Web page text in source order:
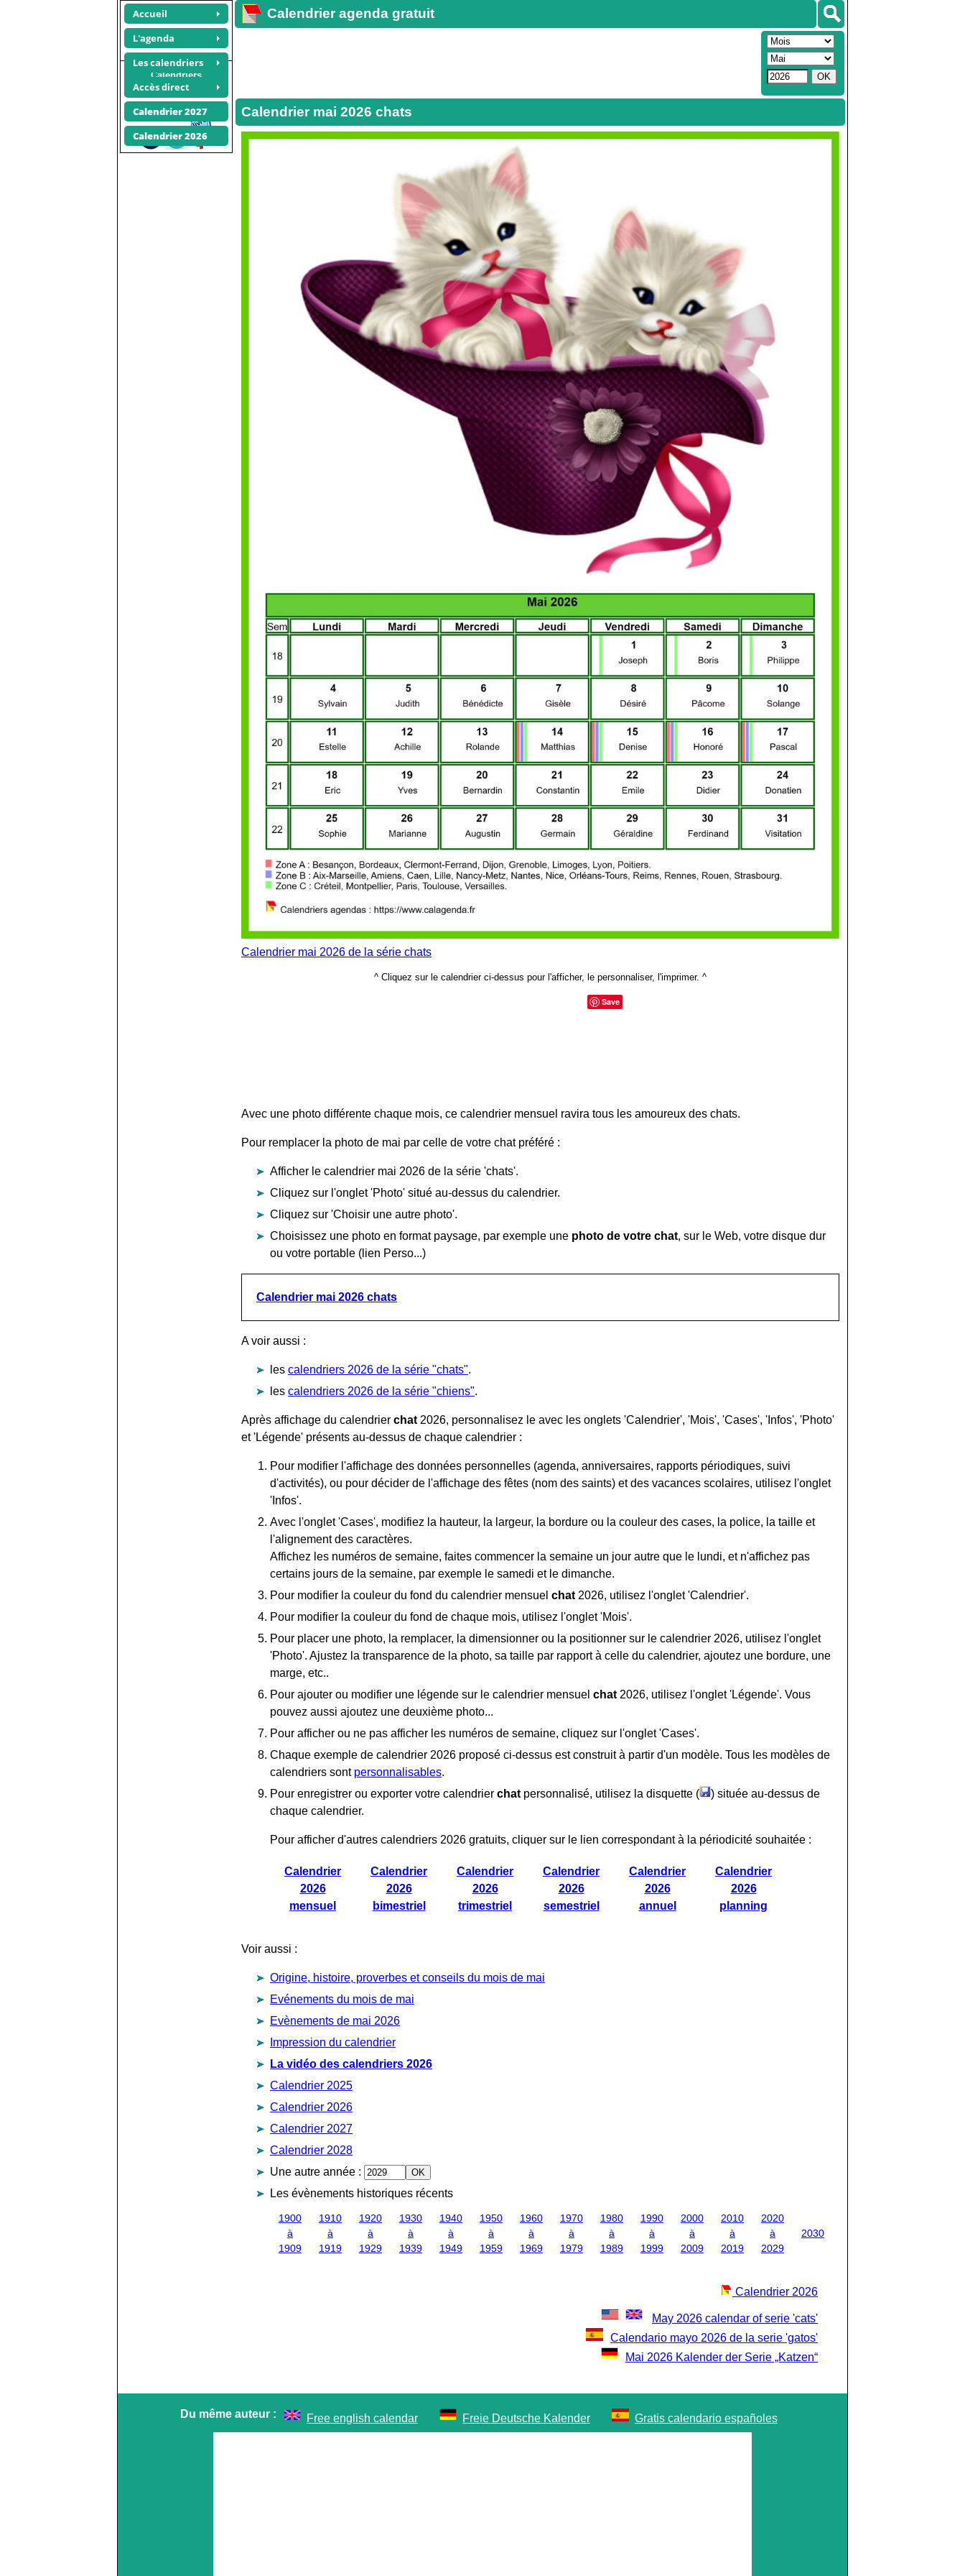
Accueil
L'agenda
Les calendriers
Accès direct
Calendrier 2027
Calendrier 2026
Calendrier agenda gratuit
Calendrier mai 2026 chats
Calendrier mai 2026 de la série chats
^ Cliquez sur le calendrier ci-dessus pour l'afficher, le personnaliser, l'imprimer. ^
Save
Avec une photo différente chaque mois, ce calendrier mensuel ravira tous les amoureux des chats.
Pour remplacer la photo de mai par celle de votre chat préféré :
Afficher le calendrier mai 2026 de la série 'chats'.
Cliquez sur l'onglet 'Photo' situé au-dessus du calendrier.
Cliquez sur 'Choisir une autre photo'.
Choisissez une photo en format paysage, par exemple une photo de votre chat, sur le Web, votre disque dur
ou votre portable (lien Perso...)
Calendrier mai 2026 chats
A voir aussi :
les calendriers 2026 de la série "chats".
les calendriers 2026 de la série "chiens".
Après affichage du calendrier chat2026, personnalisez le avec les onglets 'Calendrier', 'Mois', 'Cases', 'Infos', 'Photo'
et 'Légende' présents au-dessus de chaque calendrier :
Pour modifier l'affichage des données personnelles (agenda, anniversaires, rapports périodiques, suivi
d'activités), ou pour décider de l'affichage des fêtes (nom des saints) et des vacances scolaires, utilisez l'onglet
'Infos'.
Avec l'onglet 'Cases', modifiez la hauteur, la largeur, la bordure ou la couleur des cases, la police, la taille et
l'alignement des caractères.
Affichez les numéros de semaine, faites commencer la semaine un jour autre que le lundi, et n'affichez pas
certains jours de la semaine, par exemple le samedi et le dimanche.
Pour modifier la couleur du fond du calendrier mensuel chat2026, utilisez l'onglet 'Calendrier'.
Pour modifier la couleur du fond de chaque mois, utilisez l'onglet 'Mois'.
Pour placer une photo, la remplacer, la dimensionner ou la positionner sur le calendrier 2026, utilisez l'onglet
'Photo'. Ajustez la transparence de la photo, sa taille par rapport à celle du calendrier, ajoutez une bordure, une
marge, etc..
Pour ajouter ou modifier une légende sur le calendrier mensuel chat2026, utilisez l'onglet 'Légende'. Vous
pouvez aussi ajoutez une deuxième photo...
Pour afficher ou ne pas afficher les numéros de semaine, cliquez sur l'onglet 'Cases'.
Chaque exemple de calendrier 2026 proposé ci-dessus est construit à partir d'un modèle. Tous les modèles de
calendriers sont personnalisables.
Pour enregistrer ou exporter votre calendrier chatpersonnalisé, utilisez la disquette (
) située au-dessus de
chaque calendrier.
Pour afficher d'autres calendriers 2026 gratuits, cliquer sur le lien correspondant à la périodicité souhaitée :
Calendrier
2026
mensuel
Calendrier
2026
bimestriel
Calendrier
2026
trimestriel
Calendrier
2026
semestriel
Calendrier
2026
annuel
Calendrier
2026
planning
Voir aussi :
Origine, histoire, proverbes et conseils du mois de mai
Evénements du mois de mai
Evènements de mai 2026
Impression du calendrier
La vidéo des calendriers 2026
Calendrier 2025
Calendrier 2026
Calendrier 2027
Calendrier 2028
Une autre année :
Les évènements historiques récents
1900
à
1909
1910
à
1919
1920
à
1929
1930
à
1939
1940
à
1949
1950
à
1959
1960
à
1969
1970
à
1979
1980
à
1989
1990
à
1999
2000
à
2009
2010
à
2019
2020
à
2029
2030
Calendrier 2026
May 2026 calendar of serie 'cats'
Calendario mayo 2026 de la serie 'gatos'
Mai 2026 Kalender der Serie „Katzen“
Calendriers
photos
Recommander ce site
Du même auteur : Free english calendar Freie Deutsche Kalender Gratis calendario españoles